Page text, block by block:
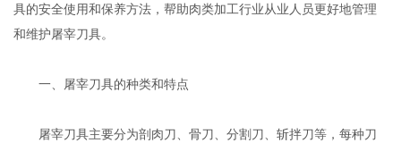
具的安全使用和保养方法，帮助肉类加工行业从业人员更好地管理
和维护屠宰刀具。
一、屠宰刀具的种类和特点
屠宰刀具主要分为剖肉刀、骨刀、分割刀、斩拌刀等，每种刀